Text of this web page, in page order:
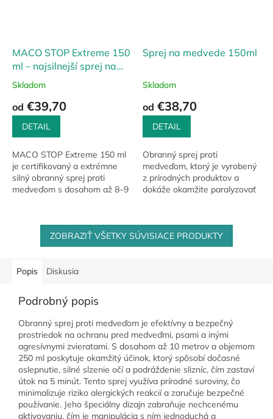
MACO STOP Extreme 150
ml – najsilnejší sprej na
medvede (hmla)
Skladom
od €39,70
DETAIL
MACO STOP Extreme 150 ml
je certifikovaný a extrémne
silný obranný sprej proti
medveďom s dosahom až 8–9
lesníkov a outdoor...
Sprej na medvede 150ml
Skladom
od €38,70
DETAIL
Obranný sprej proti
medveďom, ktorý je vyrobený
z prírodných produktov a
dokáže okamžite paralyzovať
Capsicum) – 15 % robí z...
ZOBRAZIŤ VŠETKY SÚVISIACE PRODUKTY
Popis Diskusia
Podrobný popis
Obranný sprej proti medveďom je efektívny a bezpečný
prostriedok na ochranu pred medveďmi, psami a inými
agresívnymi zvieratami. S dosahom až 10 metrov a objemom
250 ml poskytuje okamžitý účinok, ktorý spôsobí dočasné
oslepnutie, silné slzenie očí a podráždenie slizníc, čím zastaví
útok na 5 minút. Tento sprej využíva prírodné suroviny, čo
minimalizuje riziko alergických reakcií a zaručuje bezpečné
používanie. Jeho špeciálny dizajn zabraňuje nechcenému
aktivovaniu, čím je manipulácia s ním jednoduchá a